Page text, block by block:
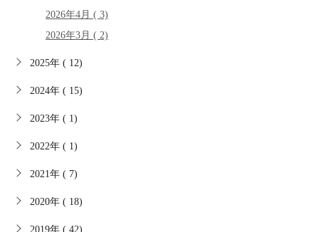
2026年4月 ( 3)
2026年3月 ( 2)
2025年 ( 12)
2024年 ( 15)
2023年 ( 1)
2022年 ( 1)
2021年 ( 7)
2020年 ( 18)
2019年 ( 42)